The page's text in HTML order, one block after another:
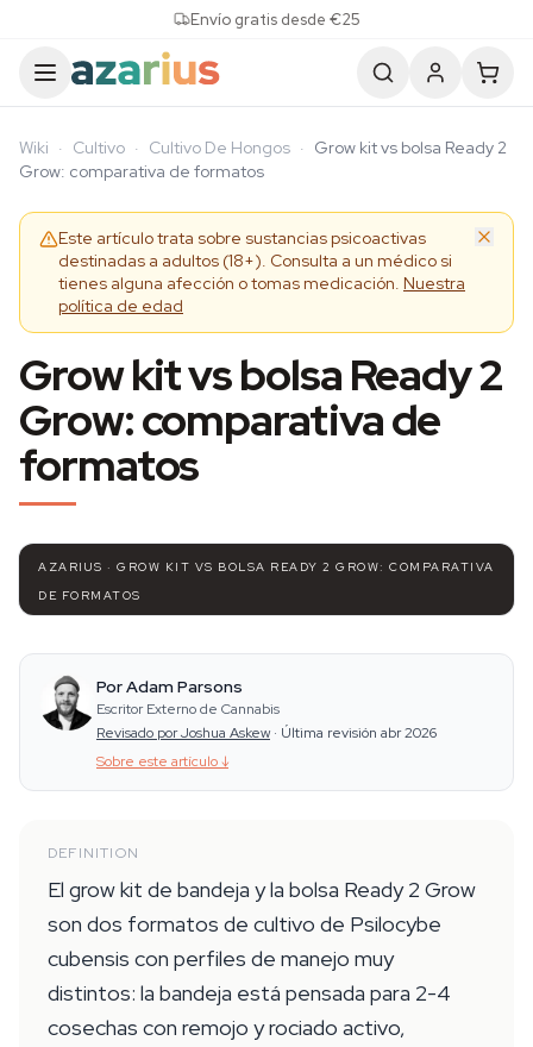
Envío gratis desde €25
Wiki · Cultivo · Cultivo De Hongos · Grow kit vs bolsa Ready 2
Grow: comparativa de formatos
Este artículo trata sobre sustancias psicoactivas
destinadas a adultos (18+). Consulta a un médico si
tienes alguna afección o tomas medicación. Nuestra
política de edad
Grow kit vs bolsa Ready 2
Grow: comparativa de
formatos
AZARIUS · GROW KIT VS BOLSA READY 2 GROW: COMPARATIVA
DE FORMATOS
Por Adam Parsons
Escritor Externo de Cannabis
Revisado por Joshua Askew · Última revisión abr 2026
Sobre este artículo↓
DEFINITION
El grow kit de bandeja y la bolsa Ready 2 Grow
son dos formatos de cultivo de Psilocybe
cubensis con perfiles de manejo muy
distintos: la bandeja está pensada para 2-4
cosechas con remojo y rociado activo,